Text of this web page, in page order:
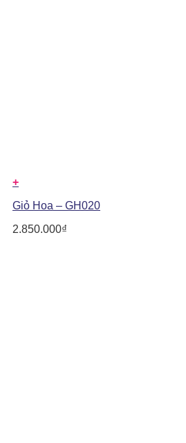
+
Giỏ Hoa – GH020
2.850.000₫